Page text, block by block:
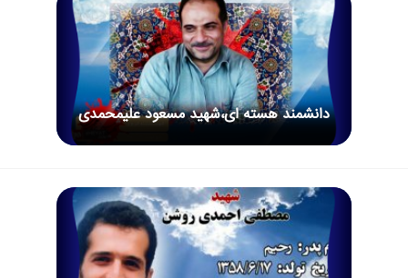
دانشمند هسته ای،شهید مسعود علیمحمدی